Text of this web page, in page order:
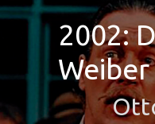
2002: